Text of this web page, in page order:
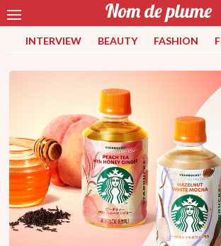
INTERVIEW BEAUTY FASHION